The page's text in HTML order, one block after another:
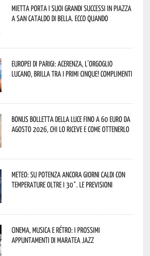
Mietta porta i suoi grandi successi in piazza
a San Cataldo di Bella. Ecco quando
Europei di Parigi: Acerenza, l’orgoglio
lucano, brilla tra i primi cinque! Complimenti
Bonus bolletta della luce fino a 60 euro da
agosto 2026, chi lo riceve e come ottenerlo
Meteo: su Potenza ancora giorni caldi con
temperature oltre i 30°. Le previsioni
Cinema, musica e rétro: i prossimi
appuntamenti di Maratea Jazz